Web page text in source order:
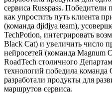
сервиса Russpass.
как упростить путь клиента
(команда djidjya team),
TechPotion, интегрировать
Black Cat) и увеличить число
нейросетей (команда Magnum
RoadTech столичного
технологий победила команда
разработали продукты для
маршрутов сервиса.